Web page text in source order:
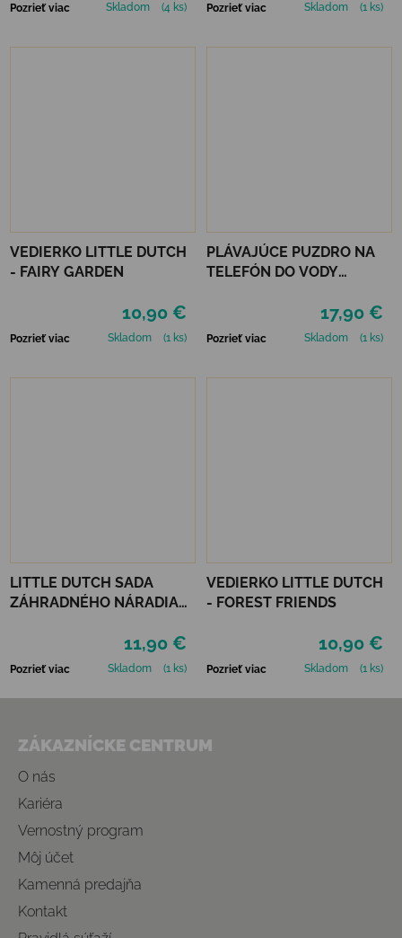
Pozrieť viac Skladom (4 ks) Pozrieť viac Skladom (1 ks)
VEDIERKO LITTLE DUTCH
- FAIRY GARDEN
10,90 €
Pozrieť viac Skladom (1 ks)
PLÁVAJÚCE PUZDRO NA
TELEFÓN DO VODY
17,90 €
Pozrieť viac Skladom (1 ks)
LITTLE DUTCH SADA
ZÁHRADNÉHO NÁRADIA
11,90 €
Pozrieť viac Skladom (1 ks)
VEDIERKO LITTLE DUTCH
- FOREST FRIENDS
10,90 €
Pozrieť viac Skladom (1 ks)
ZÁKAZNÍCKE CENTRUM
O nás
Kariéra
Vernostný program
Môj účet
Kamenná predajňa
Kontakt